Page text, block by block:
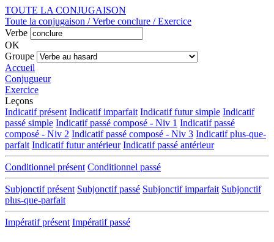
TOUTE LA CONJUGAISON
Toute la conjugaison / Verbe conclure / Exercice
Verbe
OK
Groupe
Accueil
Conjugueur
Exercice
Leçons
Indicatif présent Indicatif imparfait Indicatif futur simple Indicatif
passé simple Indicatif passé composé - Niv 1 Indicatif passé
composé - Niv 2 Indicatif passé composé - Niv 3 Indicatif plus-que-
parfait Indicatif futur antérieur Indicatif passé antérieur
Conditionnel présent Conditionnel passé
Subjonctif présent Subjonctif passé Subjonctif imparfait Subjonctif
plus-que-parfait
Impératif présent Impératif passé